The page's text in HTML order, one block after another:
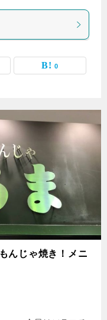
0
んじゃ焼き！メニ